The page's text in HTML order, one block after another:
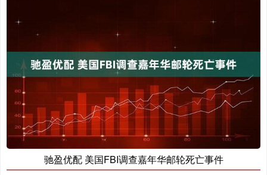
驰盈优配 美国FBI调查嘉年华邮轮死亡事件